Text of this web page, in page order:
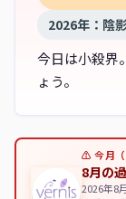
2026年：陰
今日は小殺界
ょう。
⚠ 今月（
8月の
2026年8